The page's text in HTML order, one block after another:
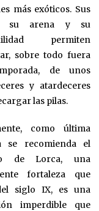
más exóticos. Sus
su arena y su
permiten
sobre todo fuera
de unos
y atardeceres
las pilas.
como última
se recomienda el
de Lorca, una
fortaleza que
siglo IX, es una
imperdible que